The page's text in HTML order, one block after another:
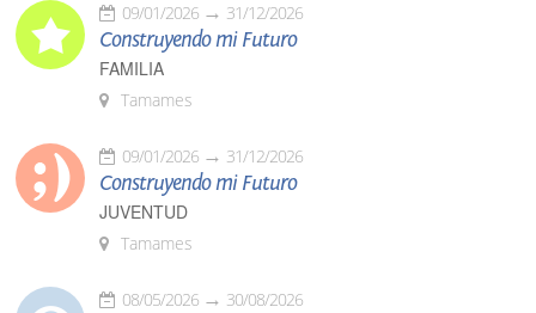
09/01/2026 31/12/2026
Construyendo mi Futuro
FAMILIA
Tamames
09/01/2026 31/12/2026
Construyendo mi Futuro
JUVENTUD
Tamames
08/05/2026 30/08/2026